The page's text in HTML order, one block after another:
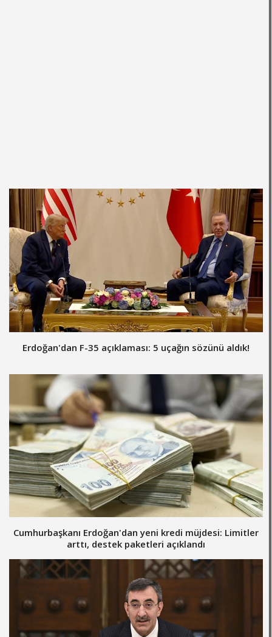
Erdoğan'dan F-35 açıklaması: 5 uçağın sözünü aldık!
Cumhurbaşkanı Erdoğan'dan yeni kredi müjdesi: Limitler
arttı, destek paketleri açıklandı